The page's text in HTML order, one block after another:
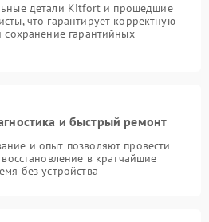
детали Kitfort и прошедшие
что гарантирует корректную
сохранение гарантийных
и быстрый ремонт
и опыт позволяют провести
в кратчайшие
без устройства